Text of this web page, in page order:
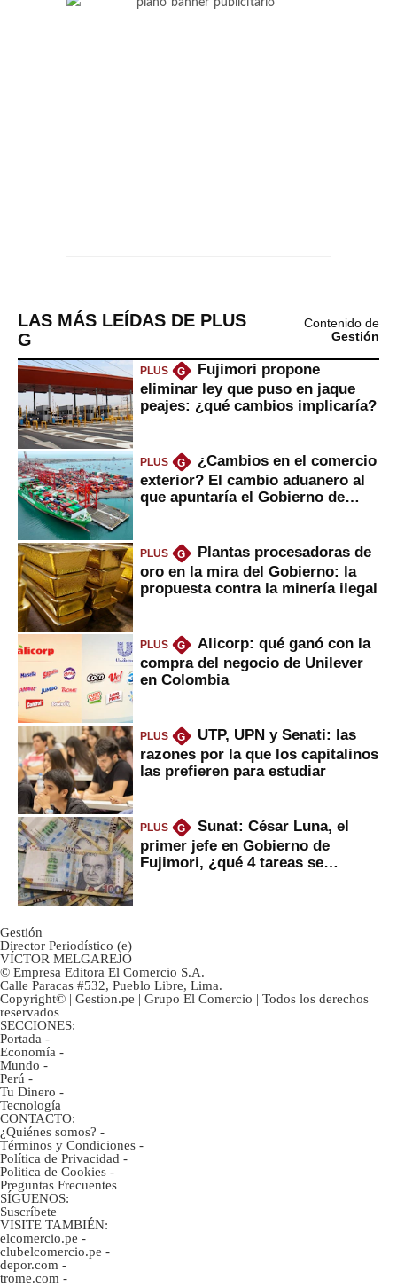
LAS MÁS LEÍDAS DE PLUS
G
Contenido de
Gestión
PLUS G
Fujimori propone
eliminar ley que puso en jaque
peajes: ¿qué cambios implicaría?
PLUS G
¿Cambios en el comercio
exterior? El cambio aduanero al
que apuntaría el Gobierno de
PLUS G
Plantas procesadoras de
oro en la mira del Gobierno: la
propuesta contra la minería ilegal
PLUS G
Alicorp: qué ganó con la
compra del negocio de Unilever
en Colombia
PLUS G
UTP, UPN y Senati: las
razones por la que los capitalinos
las prefieren para estudiar
PLUS G
Sunat: César Luna, el
primer jefe en Gobierno de
Fujimori, ¿qué 4 tareas se
Gestión
Director Periodístico (e)
VÍCTOR MELGAREJO
© Empresa Editora El Comercio S.A.
Calle Paracas #532, Pueblo Libre, Lima.
Copyright© | Gestion.pe | Grupo El Comercio | Todos los derechos
reservados
SECCIONES:
Portada -
Economía -
Mundo -
Perú -
Tu Dinero -
Tecnología
CONTACTO:
¿Quiénes somos? -
Términos y Condiciones -
Política de Privacidad -
Politica de Cookies -
Preguntas Frecuentes
SÍGUENOS:
Suscríbete
VISITE TAMBIÉN:
elcomercio.pe -
clubelcomercio.pe -
depor.com -
trome.com -